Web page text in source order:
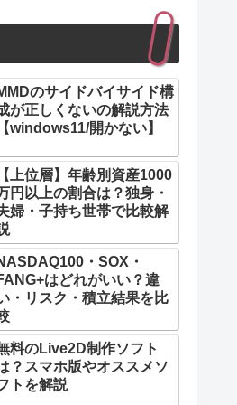
のサイドバイサイド構
が正しくないの解説方法
【windows11/開かない】
【上位層】年齢別資産1000
円以上の割合は？独身・
婦・子持ち世帯で比較解
・SOX・
はどれがいい？違
・リスク・積立結果を比
料のLive2D制作ソフト
？スマホ版やオススメソ
トを解説